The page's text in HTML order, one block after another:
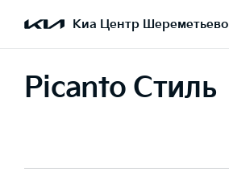
Киа Центр Шереметьево
Picanto Стиль